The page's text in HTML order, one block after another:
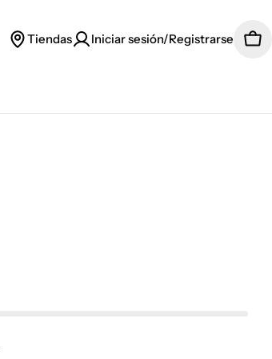
Tiendas Iniciar sesión/Registrarse